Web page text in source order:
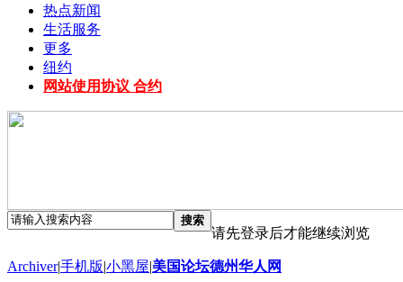
热点新闻
生活服务
更多
纽约
网站使用协议 合约
搜索
请先登录后才能继续浏览
Archiver|手机版|小黑屋|美国论坛德州华人网